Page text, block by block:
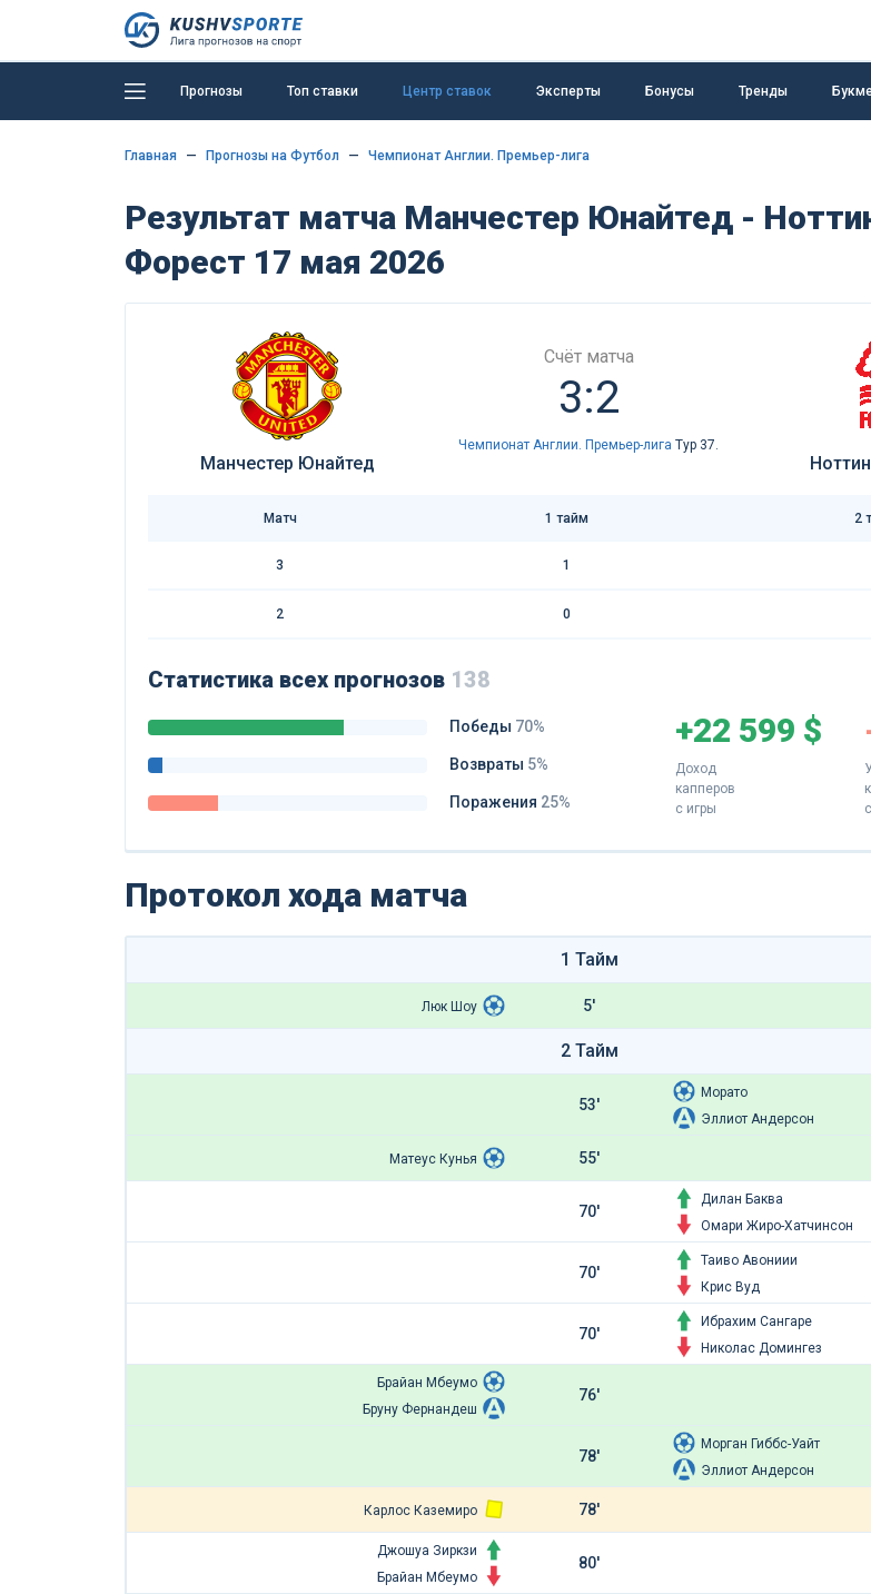
Прогнозы Топ ставки Центр ставок Эксперты Бонусы Тренды
Главная Прогнозы на Футбол Чемпионат Англии. Премьер-лига
Результат матча Манчестер Юнайтед -
Форест 17 мая 2026
Манчестер Юнайтед
Счёт матча
3:2
Чемпионат Англии. Премьер-лига Тур 37.
Матч 1 тайм 2
3 1
2 0
Статистика всех прогнозов 138
Победы 70%
Возвраты 5%
Поражения 25%
+22 599 $
Доход
капперов
с игры
Протокол хода матча
1 Тайм
Люк Шоу 5'
2 Тайм
53'
Морато
Эллиот Андерсон
Матеус Кунья 55'
70'
Дилан Баква
Омари Жиро-Хатчинсон
70'
Таиво Авониии
Крис Вуд
70'
Ибрахим Сангаре
Николас Домингез
Брайан Мбеумо
Бруну Фернандеш
76'
78'
Морган Гиббс-Уайт
Эллиот Андерсон
Карлос Каземиро 78'
Джошуа Зиркзи
Брайан Мбеумо
80'